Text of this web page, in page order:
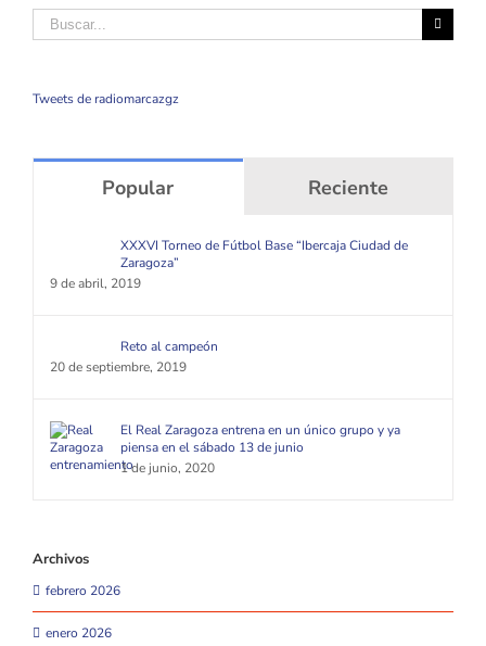
Buscar
Tweets de radiomarcazgz
Popular Reciente
XXXVI Torneo de Fútbol Base “Ibercaja Ciudad de
Zaragoza”
9 de abril, 2019
Reto al campeón
20 de septiembre, 2019
El Real Zaragoza entrena en un único grupo y ya
piensa en el sábado 13 de junio
1 de junio, 2020
Archivos
febrero 2026
enero 2026